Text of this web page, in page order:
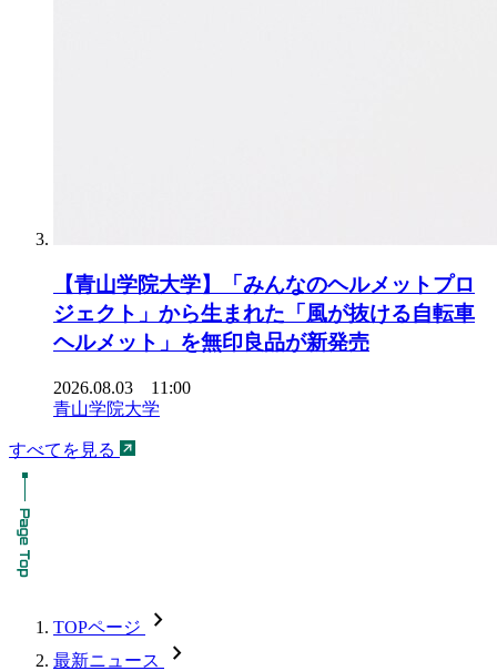
【青山学院大学】「みんなのヘルメットプロ
ジェクト」から生まれた「風が抜ける自転車
ヘルメット」を無印良品が新発売
2026.08.03 11:00
青山学院大学
すべてを見る
TOPページ chevron_forward
最新ニュース chevron_forward